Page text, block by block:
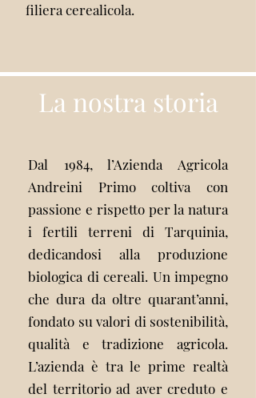
filiera cerealicola.
La nostra storia
Dal 1984, l’Azienda Agricola
Andreini Primo coltiva con
passione e rispetto per la natura
i fertili terreni di Tarquinia,
dedicandosi alla produzione
biologica di cereali. Un impegno
che dura da oltre quarant’anni,
fondato su valori di sostenibilità,
qualità e tradizione agricola.
L’azienda è tra le prime realtà
del territorio ad aver creduto e